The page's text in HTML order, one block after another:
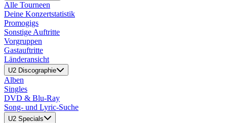
Alle Tourneen
Deine Konzertstatistik
Promogigs
Sonstige Auftritte
Vorgruppen
Gastauftritte
Länderansicht
U2 Discographie
Alben
Singles
DVD & Blu-Ray
Song- und Lyric-Suche
U2 Specials